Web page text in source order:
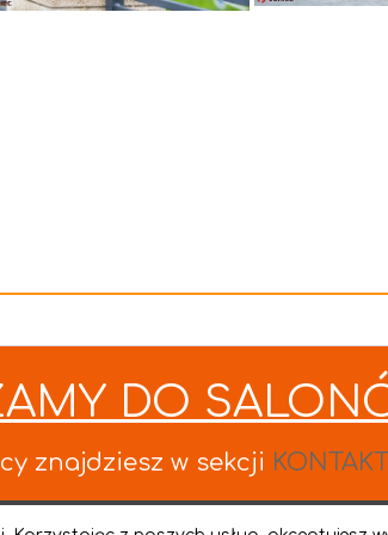
DO
znajdziesz w sekcji KONTAKT